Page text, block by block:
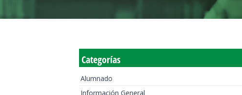
Categorías
Alumnado
Información General